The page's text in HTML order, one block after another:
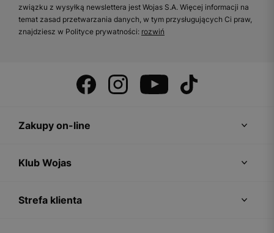
związku z wysyłką newslettera jest Wojas S.A. Więcej informacji na
temat zasad przetwarzania danych, w tym przysługujących Ci praw,
znajdziesz w Polityce prywatności: rozwiń
Zakupy on-line
Klub Wojas
Strefa klienta